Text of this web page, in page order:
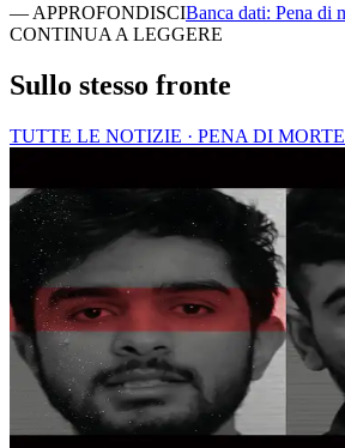
— APPROFONDISCIBanca dati: Pena di
CONTINUA A LEGGERE
Sullo stesso fronte
TUTTE LE NOTIZIE · PENA DI MORTE